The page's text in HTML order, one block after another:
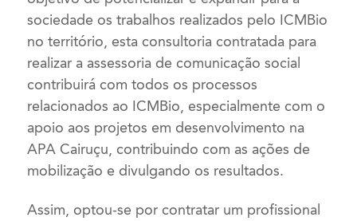
sociedade os trabalhos realizados pelo ICMBio
no território, esta consultoria contratada para
realizar a assessoria de comunicação social
contribuirá com todos os processos
relacionados ao ICMBio, especialmente com o
apoio aos projetos em desenvolvimento na
APA Cairuçu, contribuindo com as ações de
mobilização e divulgando os resultados.
Assim, optou-se por contratar um profissional